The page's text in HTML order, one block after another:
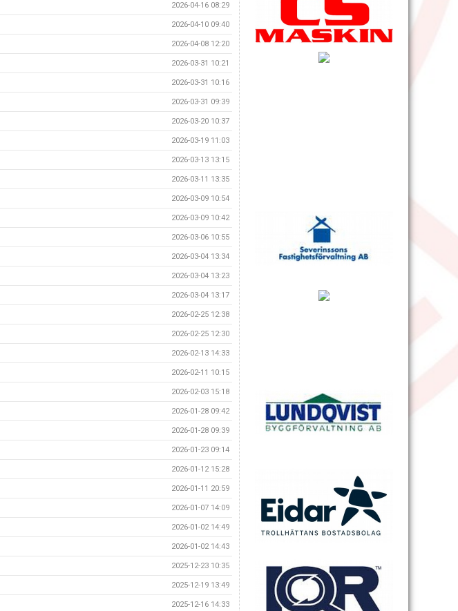
2026-04-16 08:29
2026-04-10 09:40
2026-04-08 12:20
2026-03-31 10:21
2026-03-31 10:16
2026-03-31 09:39
2026-03-20 10:37
2026-03-19 11:03
2026-03-13 13:15
2026-03-11 13:35
2026-03-09 10:54
2026-03-09 10:42
2026-03-06 10:55
2026-03-04 13:34
2026-03-04 13:23
2026-03-04 13:17
2026-02-25 12:38
2026-02-25 12:30
2026-02-13 14:33
2026-02-11 10:15
2026-02-03 15:18
2026-01-28 09:42
2026-01-28 09:39
2026-01-23 09:14
2026-01-12 15:28
2026-01-11 20:59
2026-01-07 14:09
2026-01-02 14:49
2026-01-02 14:43
2025-12-23 10:35
2025-12-19 13:49
2025-12-16 14:33